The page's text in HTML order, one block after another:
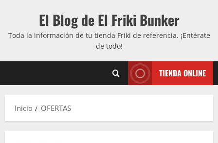
El Blog de El Friki Bunker
Toda la información de tu tienda Friki de referencia. ¡Entérate
de todo!
TIENDA ONLINE
Inicio OFERTAS